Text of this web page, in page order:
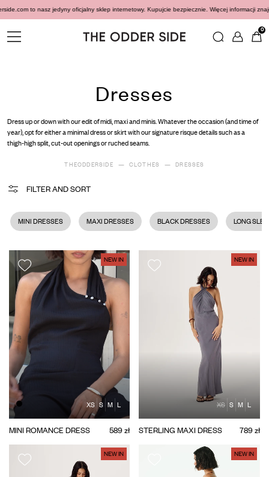
Więcej informacji znajdziecietutaj Pamiętajcie, że www.theodderside.com to
0
Dresses
Dress up or down with our edit of midi, maxi and minis. Whatever the occasion (and time of
year), opt for either a minimal dress or skirt with our signature risque details such as a
thigh-high split, cut-out openings or ruched seams.
THEODDERSIDE CLOTHES DRESSES
FILTER AND SORT
MINI DRESSES MAXI DRESSES BLACK DRESSES LONG
XS S M L
NEW IN
MINI ROMANCE DRESS 589 zł
XS S M L
NEW IN
STERLING MAXI DRESS 789 zł
NEW IN NEW IN